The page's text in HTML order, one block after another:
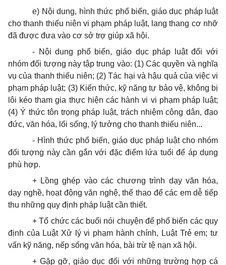
e) Nội dung, hình thức phổ biến, giáo dục pháp luật
cho thanh thiếu niên vi phạm pháp luật, lang thang cơ nhỡ
đã được đưa vào cơ sở trợ giúp xã hội.
- Nội dung phổ biến, giáo dục pháp luật đối với
nhóm đối tượng này tập trung vào: (1) Các quyền và nghĩa
vụ của thanh thiếu niên; (2) Tác hại và hậu quả của việc vi
phạm pháp luật; (3) Kiến thức, kỹ năng tự bảo vệ, không bị
lôi kéo tham gia thực hiện các hành vi vi phạm pháp luật;
(4) Ý thức tôn trọng pháp luật, trách nhiệm công dân, đạo
đức, văn hóa, lối sống, lý tưởng cho thanh thiếu niên...
- Hình thức phổ biến, giáo dục pháp luật cho nhóm
đối tượng này cần gắn với đặc điểm lứa tuổi để áp dụng
phù hợp.
+ Lồng ghép vào các chương trình dạy văn hóa,
dạy nghề, hoạt động văn nghệ, thể thao để các em dễ tiếp
thu những quy định pháp luật cần thiết.
+ Tổ chức các buổi nói chuyện để phổ biến các quy
định của Luật Xử lý vi phạm hành chính, Luật Trẻ em; tư
vấn kỹ năng, nếp sống văn hóa, bài trừ tệ nạn xã hội.
+ Gặp gỡ, giáo dục đối với những trường hợp cá